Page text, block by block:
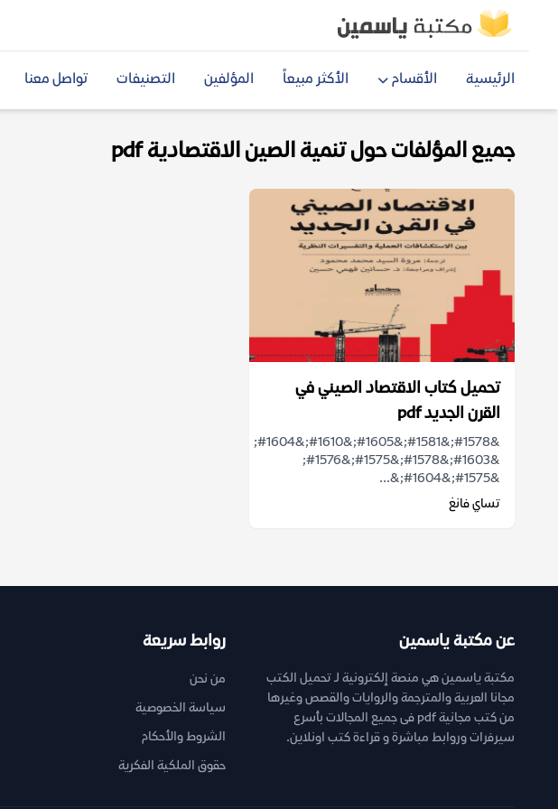
الرئيسية الأقسام الأكثر مبيعاً المؤلفين التصنيفات تواصل معنا
جميع المؤلفات حول تنمية الصين الاقتصادية pdf
تحميل كتاب الاقتصاد الصيني في
القرن الجديد pdf
&#1578;&#1581;&#1605;&#1610;&#1604;
&#1603;&#1578;&#1575;&#1576;
&#1575;&#1604;&...
تساي فانغ
عن مكتبة ياسمين
مكتبة ياسمين هي منصة إلكترونية لـ تحميل الكتب
مجانا العربية والمترجمة والروايات والقصص وغيرها
من كتب مجانية pdf فى جميع المجالات بأسرع
سيرفرات وروابط مباشرة و قراءة كتب اونلاين.
روابط سريعة
من نحن
سياسة الخصوصية
الشروط والأحكام
حقوق الملكية الفكرية